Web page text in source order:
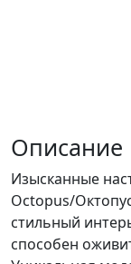
Описание
Изысканные
Octopus/
стильный
способен